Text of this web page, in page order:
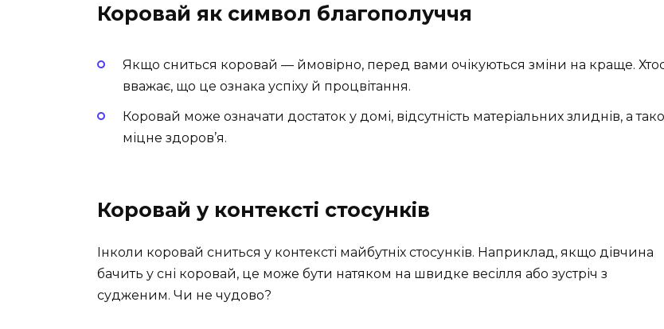
Коровай як символ благополуччя
Якщо сниться коровай — ймовірно, перед вами очікуються зміни на краще.
вважає, що це ознака успіху й процвітання.
Коровай може означати достаток у домі, відсутність матеріальних злиднів, а
міцне здоров’я.
Коровай у контексті стосунків
Інколи коровай сниться у контексті майбутніх стосунків. Наприклад, якщо дівчина
бачить у сні коровай, це може бути натяком на швидке весілля або зустріч з
судженим. Чи не чудово?